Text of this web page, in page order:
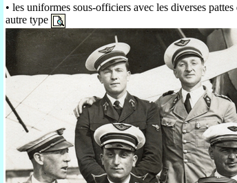
• les uniformes sous-officiers avec les diverses
autre type